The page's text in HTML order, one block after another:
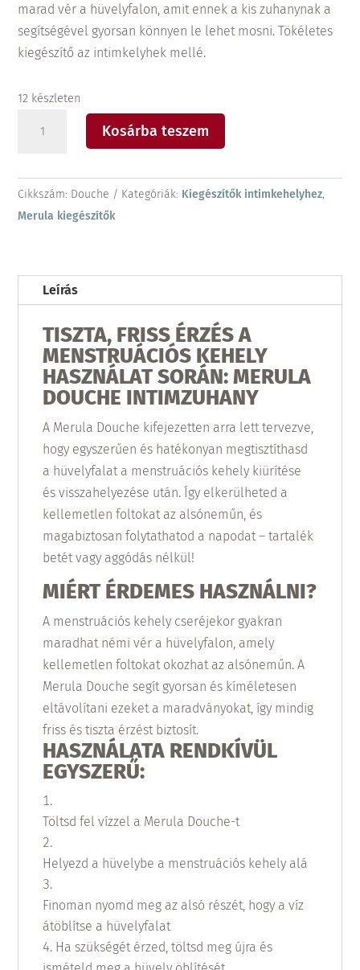
marad vér a hüvelyfalon, amit ennek a kis zuhanynak a
segítségével gyorsan könnyen le lehet mosni. Tökéletes
kiegészítő az intimkelyhek mellé.
12 készleten
Kosárba teszem
Cikkszám: Douche Kategóriák: Kiegészítők intimkehelyhez,
Merula kiegészítők
Leírás
TISZTA, FRISS ÉRZÉS A
MENSTRUÁCIÓS KEHELY
HASZNÁLAT SORÁN: MERULA
DOUCHE INTIMZUHANY
A Merula Douche kifejezetten arra lett tervezve,
hogy egyszerűen és hatékonyan megtisztíthasd
a hüvelyfalat a menstruációs kehely kiürítése
és visszahelyezése után. Így elkerülheted a
kellemetlen foltokat az alsóneműn, és
magabiztosan folytathatod a napodat – tartalék
betét vagy aggódás nélkül!
MIÉRT ÉRDEMES HASZNÁLNI?
A menstruációs kehely cseréjekor gyakran
maradhat némi vér a hüvelyfalon, amely
kellemetlen foltokat okozhat az alsóneműn. A
Merula Douche segít gyorsan és kíméletesen
eltávolítani ezeket a maradványokat, így mindig
friss és tiszta érzést biztosít.
HASZNÁLATA RENDKÍVÜL
EGYSZERŰ:
Töltsd fel vízzel a Merula Douche-t
Helyezd a hüvelybe a menstruációs kehely alá
Finoman nyomd meg az alsó részét, hogy a víz
átöblítse a hüvelyfalat
Ha szükségét érzed, töltsd meg újra és